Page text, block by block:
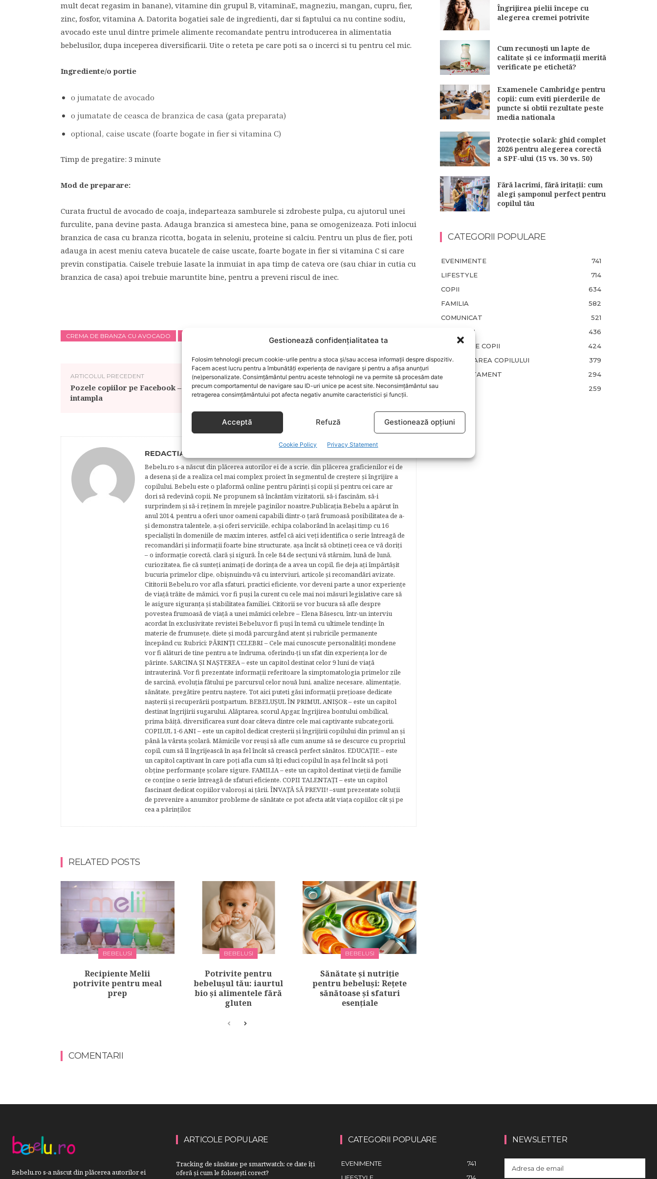
Gestionează confidențialitatea ta
Folosim tehnologii precum cookie-urile pentru a stoca și/sau accesa informații despre dispozitiv.
Facem acest lucru pentru a îmbunătăți experiența de navigare și pentru a afișa anunțuri
(ne)personalizate. Consimțământul pentru aceste tehnologii ne va permite să procesăm date
precum comportamentul de navigare sau ID-uri unice pe acest site. Neconsimțământul sau
retragerea consimțământului pot afecta negativ anumite caracteristici și funcții.
Acceptă Refuză Gestionează opțiuni
Cookie Policy Privacy Statement
mult decat regasim in banane), vitamine din grupul B, vitaminaE, magneziu, mangan, cupru, fier,
zinc, fosfor, vitamina A. Datorita bogatiei sale de ingredienti, dar si faptului ca nu contine sodiu,
avocado este unul dintre primele alimente recomandate pentru introducerea in alimentatia
bebelusilor, dupa inceperea diversificarii. Uite o reteta pe care poti sa o incerci si tu pentru cel mic.
Ingrediente/o portie
o jumatate de avocado
o jumatate de ceasca de branzica de casa (gata preparata)
optional, caise uscate (foarte bogate in fier si vitamina C)
Timp de pregatire: 3 minute
Mod de preparare:
Curata fructul de avocado de coaja, indeparteaza samburele si zdrobeste pulpa, cu ajutorul unei
furculite, pana devine pasta. Adauga branzica si amesteca bine, pana se omogenizeaza. Poti inlocui
branzica de casa cu branza ricotta, bogata in seleniu, proteine si calciu. Pentru un plus de fier, poti
adauga in acest meniu cateva bucatele de caise uscate, foarte bogate in fier si vitamina C si care
previn constipatia. Caisele trebuie lasate la inmuiat in apa timp de cateva ore (sau chiar in cutia cu
branzica de casa) apoi trebuie maruntite bine, pentru a preveni riscul de inec.
CREMA DE BRANZA CU AVOCADO
ARTICOLUL PRECEDENT
Pozele copiilor pe Facebook – ce se poate
intampla
ARTICOLUL URMĂTOR
Poftele in sarcina
REDACTIA BEBELU
Bebelu.ro s-a născut din plăcerea autorilor ei de a scrie, din plăcerea graficienilor ei de
a desena şi de a realiza cel mai complex proiect în segmentul de creştere şi îngrijire a
copilului. Bebelu este o plaformă online pentru părinţi şi copii şi pentru cei care ar
dori să redevină copii. Ne propunem să încântăm vizitatorii, să-i fascinăm, să-i
surprindem şi să-i reţinem în mrejele paginilor noastre.​ Publicația Bebelu a apărut în
anul 2014, pentru a oferi unor oameni capabili dintr-o ţară frumoasă posibilitatea de a-
şi demonstra talentele, a-şi oferi serviciile, echipa colaborând în acelaşi timp cu 16
specialişti în domeniile de maxim interes, astfel că aici veţi identifica o serie întreagă de
recomandări şi informaţii foarte bine structurate, aşa încât să obtineţi ceea ce vă doriţi
– o informaţie corectă, clară şi sigură. În cele 84 de secțuni vă stârnim, lună de lună,
curiozitatea, fie că sunteţi animaţi de dorinţa de a avea un copil, fie deja aţi împărtăşit
bucuria primelor clipe, obişnuindu-vă cu interviuri, articole şi recomandări avizate.
Cititorii Bebelu.ro vor afla sfaturi, practici eficiente, vor deveni parte a unor experienţe
de viaţă trăite de mămici, vor fi puşi la curent cu cele mai noi măsuri legislative care să
le asigure siguranţa şi stabilitatea familiei. Cititorii se vor bucura să afle despre
povestea frumoasă de viață a unei mămici celebre – Elena Băsescu, într-un interviu
acordat în exclusivitate revistei Bebelu,vor fi puşi în temă cu ultimele tendinţe în
materie de frumuseţe, diete şi modă parcurgând atent şi rubricile permanente
începând cu: Rubrici: PĂRINŢI CELEBRI – Cele mai cunoscute personalităţi mondene
vor fi alături de tine pentru a te îndruma, oferindu-ţi un sfat din experienţa lor de
părinte. SARCINA ŞI NAŞTEREA – este un capitol destinat celor 9 luni de viaţă
intrauterină. Vor fi prezentate informaţii referitoare la simptomatologia primelor zile
de sarcină, evoluţia fătului pe parcursul celor nouă luni, analize necesare, alimentaţie,
sănătate, pregătire pentru naştere. Tot aici puteti găsi informaţii preţioase dedicate
naşterii şi recuperării postpartum. BEBELUŞUL ÎN PRIMUL ANIŞOR – este un capitol
destinat îngrijirii sugarului. Alăptarea, scorul Apgar, îngrijirea bontului ombilical,
prima băiţă, diversificarea sunt doar câteva dintre cele mai captivante subcategorii.
COPILUL 1-6 ANI – este un capitol dedicat creşterii şi îngrijirii copilului din primul an şi
până la vârsta şcolară. Mămicile vor reuşi să afle cum anume să se descurce cu propriul
copil, cum să îl îngrijească în aşa fel încât să crească perfect sănătos. EDUCAŢIE – este
un capitol captivant în care poţi afla cum să îţi educi copilul în aşa fel încât să poţi
obţine performanţe şcolare sigure. FAMILIA – este un capitol destinat vieţii de familie
ce conţine o serie întreagă de sfaturi eficiente. COPII TALENTAŢI – este un capitol
fascinant dedicat copiilor valoroși ai țării. ÎNVAŢĂ SĂ PREVII! –sunt prezentate soluţii
de prevenire a anumitor probleme de sănătate ce pot afecta atât viaţa copiilor, cât şi pe
cea a părinţilor.
RELATED POSTS
BEBELUSI
Recipiente Melii
potrivite pentru meal
prep
BEBELUSI
Potrivite pentru
bebelușul tău: iaurtul
bio și alimentele fără
gluten
BEBELUSI
Sănătate și nutriție
pentru bebeluși: Rețete
sănătoase și sfaturi
esențiale
COMENTARII
Îngrijirea pielii începe cu
alegerea cremei potrivite
Cum recunoști un lapte de
calitate și ce informații merită
verificate pe etichetă?
Examenele Cambridge pentru
copii: cum eviti pierderile de
puncte si obtii rezultate peste
media nationala
Protecție solară: ghid complet
2026 pentru alegerea corectă
a SPF-ului (15 vs. 30 vs. 50)
Fără lacrimi, fără iritații: cum
alegi șamponul perfect pentru
copilul tău
CATEGORII POPULARE
EVENIMENTE
741
LIFESTYLE
714
COPII
634
FAMILIA
582
COMUNICAT
521
BEBELUSI
436
SANATATE COPII
424
DEZVOLTAREA COPILULUI
379
COMPORTAMENT
294
259
Bebelu.ro s-a născut din plăcerea autorilor ei
ARTICOLE POPULARE
Tracking de sănătate pe smartwatch: ce date îți
oferă și cum le folosești corect?
CATEGORII POPULARE
EVENIMENTE
741
NEWSLETTER